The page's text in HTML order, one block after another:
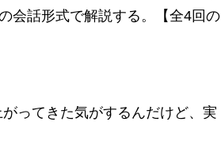
会話形式で解説する。【全4回の
ってきた気がするんだけど、実